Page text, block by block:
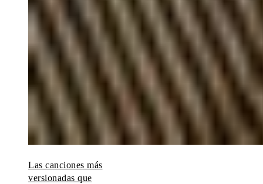
Las canciones más
versionadas que